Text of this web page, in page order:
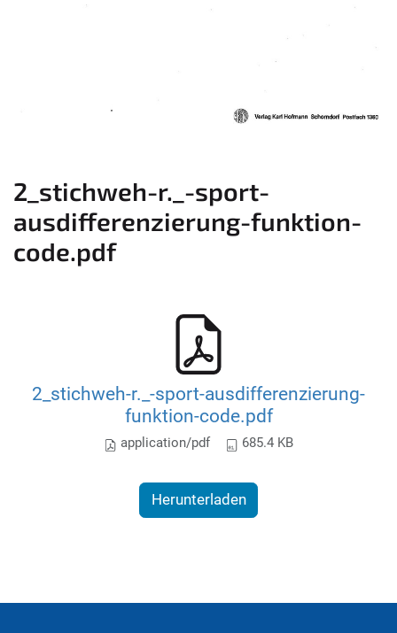
2_stichweh-r._-sport-
ausdifferenzierung-funktion-
code.pdf
2_stichweh-r._-sport-ausdifferenzierung-
funktion-code.pdf
application/pdf 685.4 KB
Herunterladen